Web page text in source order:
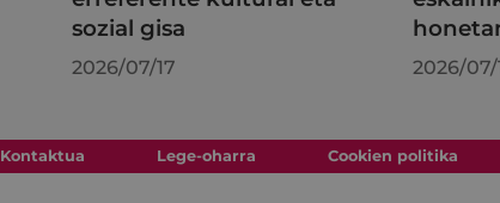
sozial gisa
2026/07/17 2026/07/
Kontaktua Lege-oharra Cookien politika